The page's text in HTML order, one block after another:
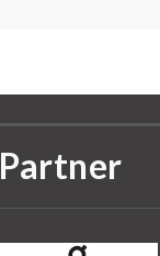
Partner